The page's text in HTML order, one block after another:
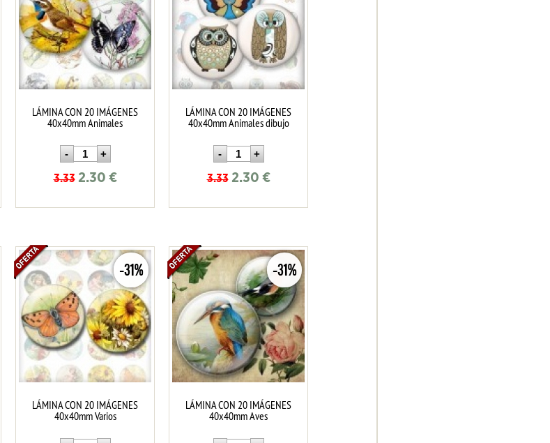
LÁMINA CON 20 IMÁGENES
40x40mm Animales
3.33 2.30 €
LÁMINA CON 20 IMÁGENES
40x40mm Animales dibujo
3.33 2.30 €
-31%
LÁMINA CON 20 IMÁGENES
40x40mm Varios
-31%
LÁMINA CON 20 IMÁGENES
40x40mm Aves